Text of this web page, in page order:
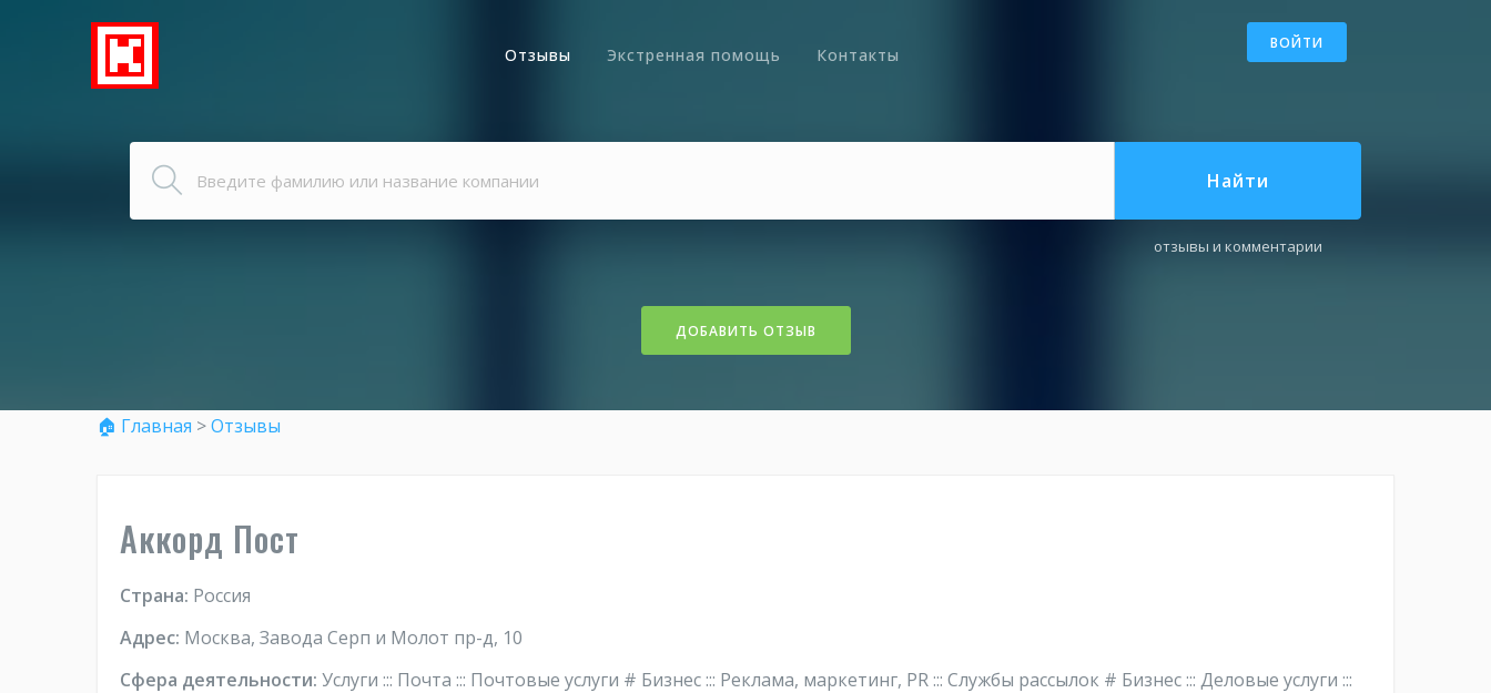
ВОЙТИ
Отзывы Экстренная помощь Контакты
Найти
отзывы и комментарии
ДОБАВИТЬ ОТЗЫВ
🏠 Главная >Отзывы
Аккорд Пост
Страна: Россия
Адрес: Москва, Завода Серп и Молот пр-д, 10
Сфера деятельности: Услуги ::: Почта ::: Почтовые услуги # Бизнес ::: Реклама, маркетинг, PR ::: Службы рассылок # Бизнес ::: Деловые услуги :::